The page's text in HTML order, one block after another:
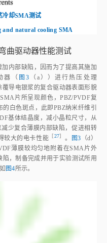
冷却SMA测试
and natural cooling SMA
曲驱动器性能测试
内部缺陷，因而为了提高其施加
器（ 图3 （a））进行热压处理
覆导电银浆的复合驱动器表面形貌
片所呈现颜色，PBZ/PVDF复
白色斑点，此即PBZ纳米纤维引
基体结晶度，减小晶粒尺寸，从
减少复合薄膜内部缺陷，促进相转
较大的电卡性 能 27 。 图3 （d）
薄膜较均匀地附着在SMA片外
，制备完成并用于实验测试所用
图4所示。